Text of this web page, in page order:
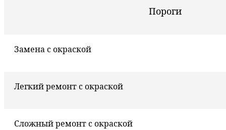
Пороги
Замена с окраской
Легкий ремонт с окраской
Сложный ремонт с окраской